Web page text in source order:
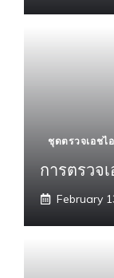
ชุดตรวจเอชไ
การตรวจ
February